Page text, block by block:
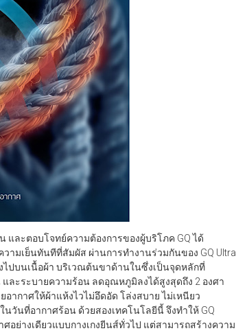
ละตอบโจทย์ความต้องการของผู้บริโภค GQ ได้
ามเย็นทันทีที่สัมผัส ผ่านการทำงานร่วมกันของ GQ Ultra
ไปบนเนื้อผ้า บริเวณต้นขาด้านในซึ่งเป็นจุดหลักที่
ละระบายความร้อน ลดอุณหภูมิลงได้สูงสุดถึง 2 องศา
อากาศให้ผ้าแห้งไวไม่อึดอัด โล่งสบาย ไม่เหนียว
วันที่อากาศร้อน ด้วยสองเทคโนโลยีนี้ จึงทำให้ GQ
อย่างเดียวแบบกางเกงยีนส์ทั่วไป แต่สามารถสร้างความ